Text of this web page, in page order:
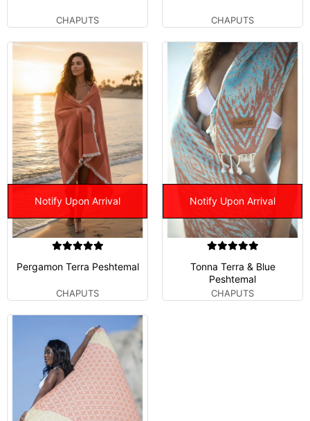
CHAPUTS CHAPUTS
Notify Upon Arrival
Pergamon Terra Peshtemal
CHAPUTS
Notify Upon Arrival
Tonna Terra & Blue
Peshtemal
CHAPUTS